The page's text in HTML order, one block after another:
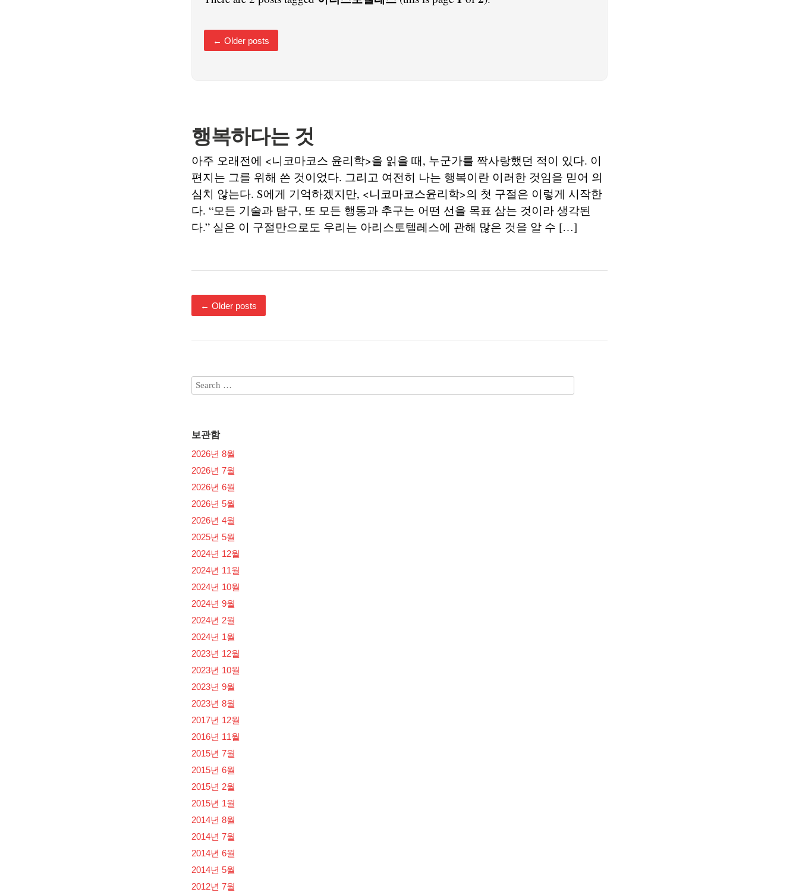
← Older posts
행복하다는 것
아주 오래전에 <니코마코스 윤리학>을 읽을 때, 누군가를 짝사랑했던 적이 있다. 이
편지는 그를 위해 쓴 것이었다. 그리고 여전히 나는 행복이란 이러한 것임을 믿어 의
심치 않는다. S에게 기억하겠지만, <니코마코스윤리학>의 첫 구절은 이렇게 시작한
다. “모든 기술과 탐구, 또 모든 행동과 추구는 어떤 선을 목표 삼는 것이라 생각된
다.” 실은 이 구절만으로도 우리는 아리스토텔레스에 관해 많은 것을 알 수 […]
← Older posts
보관함
2026년 8월
2026년 7월
2026년 6월
2026년 5월
2026년 4월
2025년 5월
2024년 12월
2024년 11월
2024년 10월
2024년 9월
2024년 2월
2024년 1월
2023년 12월
2023년 10월
2023년 9월
2023년 8월
2017년 12월
2016년 11월
2015년 7월
2015년 6월
2015년 2월
2015년 1월
2014년 8월
2014년 7월
2014년 6월
2014년 5월
2012년 7월